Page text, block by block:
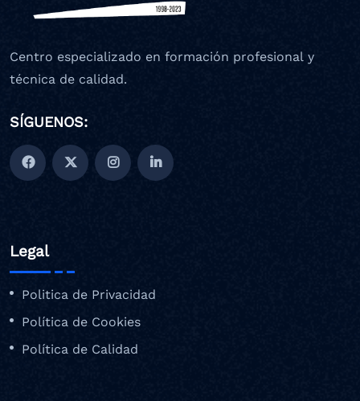
Centro especializado en formación profesional y
técnica de calidad.
SÍGUENOS:
Legal
Politica de Privacidad
Política de Cookies
Política de Calidad